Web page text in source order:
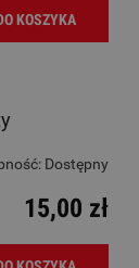
KOSZYKA
Dostępny
15,00 zł